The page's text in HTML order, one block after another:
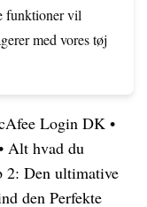
funktioner vil
med vores tøj
Login DK •
Alt hvad du
2: Den ultimative
den Perfekte